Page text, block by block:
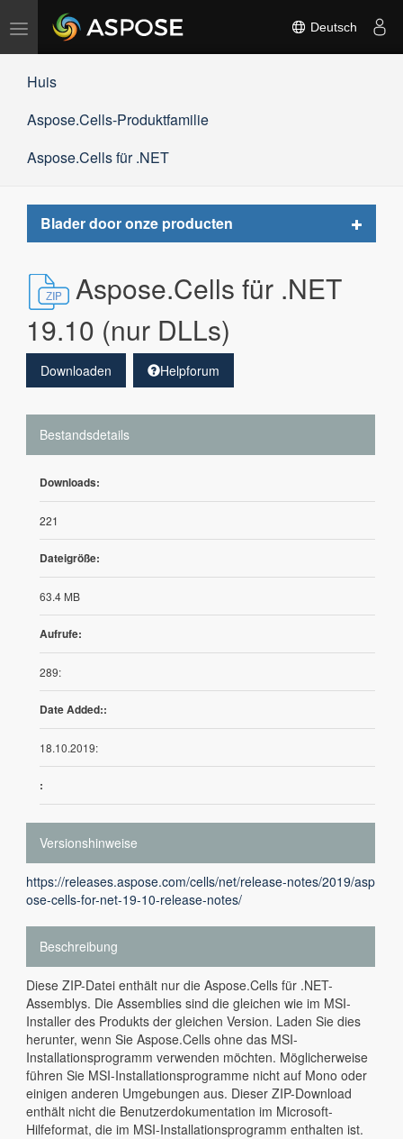
Navigation
umschalten
Deutsch
Huis
Aspose.Cells-Produktfamilie
Aspose.Cells für .NET
Blader door onze producten
Toggle
Aspose.Cells für .NET
19.10 (nur DLLs)
Downloaden Helpforum
Bestandsdetails
Downloads:
221
Dateigröße:
63.4 MB
Aufrufe:
289:
Date Added::
18.10.2019:
:
Versionshinweise
https://releases.aspose.com/cells/net/release-notes/2019/asp
ose-cells-for-net-19-10-release-notes/
Beschreibung
Diese ZIP-Datei enthält nur die Aspose.Cells für .NET-
Assemblys. Die Assemblies sind die gleichen wie im MSI-
Installer des Produkts der gleichen Version. Laden Sie dies
herunter, wenn Sie Aspose.Cells ohne das MSI-
Installationsprogramm verwenden möchten. Möglicherweise
führen Sie MSI-Installationsprogramme nicht auf Mono oder
einigen anderen Umgebungen aus. Dieser ZIP-Download
enthält nicht die Benutzerdokumentation im Microsoft-
Hilfeformat, die im MSI-Installationsprogramm enthalten ist.